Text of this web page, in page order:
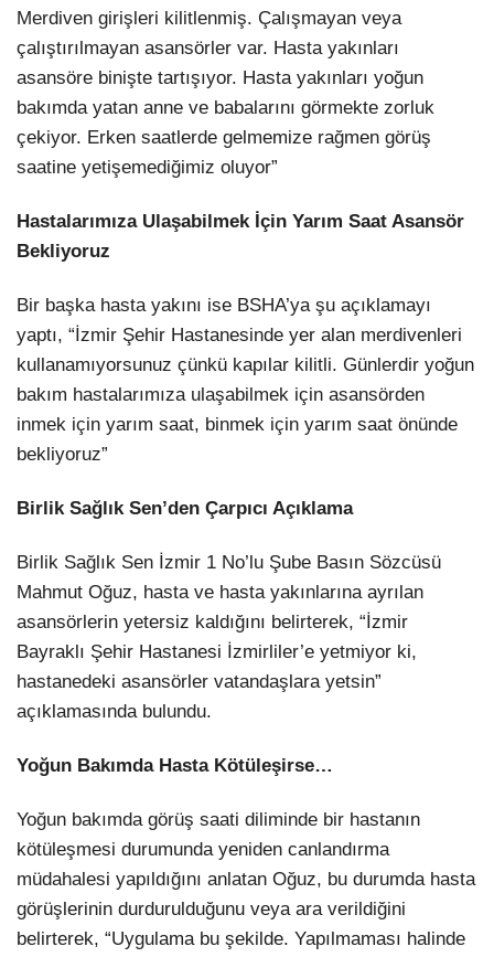
Merdiven girişleri kilitlenmiş. Çalışmayan veya
çalıştırılmayan asansörler var. Hasta yakınları
asansöre binişte tartışıyor. Hasta yakınları yoğun
bakımda yatan anne ve babalarını görmekte zorluk
çekiyor. Erken saatlerde gelmemize rağmen görüş
saatine yetişemediğimiz oluyor”
Hastalarımıza Ulaşabilmek İçin Yarım Saat Asansör
Bekliyoruz
Bir başka hasta yakını ise BSHA’ya şu açıklamayı
yaptı, “İzmir Şehir Hastanesinde yer alan merdivenleri
kullanamıyorsunuz çünkü kapılar kilitli. Günlerdir yoğun
bakım hastalarımıza ulaşabilmek için asansörden
inmek için yarım saat, binmek için yarım saat önünde
bekliyoruz”
Birlik Sağlık Sen’den Çarpıcı Açıklama
Birlik Sağlık Sen İzmir 1 No’lu Şube Basın Sözcüsü
Mahmut Oğuz, hasta ve hasta yakınlarına ayrılan
asansörlerin yetersiz kaldığını belirterek, “İzmir
Bayraklı Şehir Hastanesi İzmirliler’e yetmiyor ki,
hastanedeki asansörler vatandaşlara yetsin”
açıklamasında bulundu.
Yoğun Bakımda Hasta Kötüleşirse…
Yoğun bakımda görüş saati diliminde bir hastanın
kötüleşmesi durumunda yeniden canlandırma
müdahalesi yapıldığını anlatan Oğuz, bu durumda hasta
görüşlerinin durdurulduğunu veya ara verildiğini
belirterek, “Uygulama bu şekilde. Yapılmaması halinde